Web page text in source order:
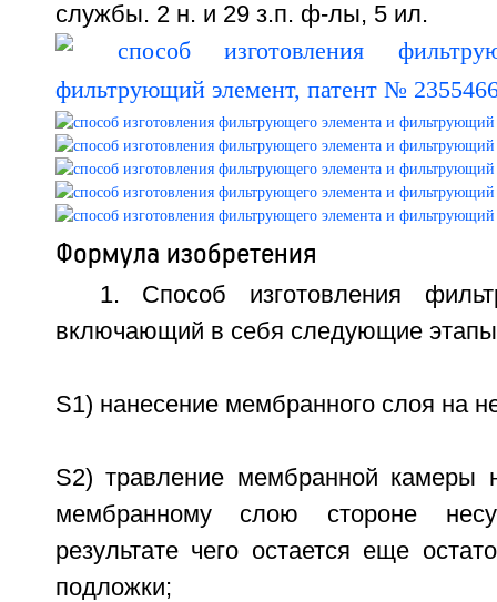
службы. 2 н. и 29 з.п. ф-лы, 5 ил.
Формула изобретения
1. Способ изготовления
включающий в себя следующие
S1) нанесение мембранного слоя на
S2) травление мембранной камеры
мембранному слою стороне
результате чего остается еще
подложки;